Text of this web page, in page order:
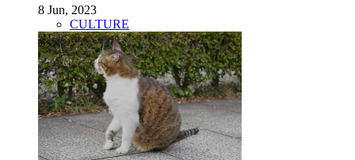
8 Jun, 2023
CULTURE